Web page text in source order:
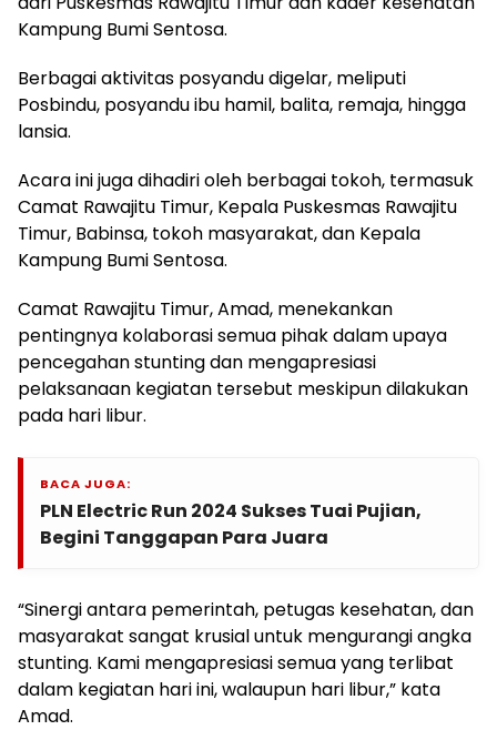
Kampung Bumi Sentosa.
Berbagai aktivitas posyandu digelar, meliputi
Posbindu, posyandu ibu hamil, balita, remaja, hingga
lansia.
Acara ini juga dihadiri oleh berbagai tokoh, termasuk
Camat Rawajitu Timur, Kepala Puskesmas Rawajitu
Timur, Babinsa, tokoh masyarakat, dan Kepala
Kampung Bumi Sentosa.
Camat Rawajitu Timur, Amad, menekankan
pentingnya kolaborasi semua pihak dalam upaya
pencegahan stunting dan mengapresiasi
pelaksanaan kegiatan tersebut meskipun dilakukan
pada hari libur.
BACA JUGA:
PLN Electric Run 2024 Sukses Tuai Pujian,
Begini Tanggapan Para Juara
“Sinergi antara pemerintah, petugas kesehatan, dan
masyarakat sangat krusial untuk mengurangi angka
stunting. Kami mengapresiasi semua yang terlibat
dalam kegiatan hari ini, walaupun hari libur,” kata
Amad.